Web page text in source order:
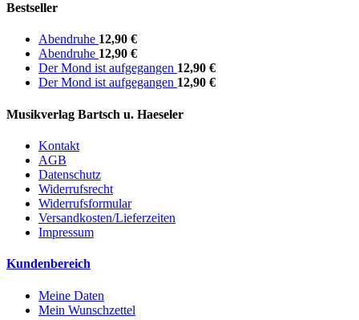
Bestseller
Abendruhe 12,90 €
Abendruhe 12,90 €
Der Mond ist aufgegangen 12,90 €
Der Mond ist aufgegangen 12,90 €
Musikverlag Bartsch u. Haeseler
Kontakt
AGB
Datenschutz
Widerrufsrecht
Widerrufsformular
Versandkosten/Lieferzeiten
Impressum
Kundenbereich
Meine Daten
Mein Wunschzettel